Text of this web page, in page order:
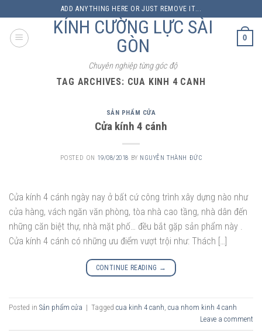
to
content
ADD ANYTHING HERE OR JUST REMOVE IT...
KÍNH CƯỜNG LỰC SÀI
GÒN
Chuyên nghiệp từng góc độ
0
TAG ARCHIVES: CUA KINH 4 CANH
SẢN PHẨM CỬA
Cửa kính 4 cánh
POSTED ON 19/08/2018 BY NGUYỄN THÀNH ĐỨC
Cửa kính 4 cánh ngày nay ở bất cứ công trình xây dựng nào như
cửa hàng, vách ngăn văn phòng, tòa nhà cao tầng, nhà dân đến
những căn biệt thự, nhà mặt phố… đều bắt gặp sản phẩm này .
Cửa kính 4 cánh có những ưu điểm vượt trội như: Thách […]
CONTINUE READING →
Posted in Sản phẩm cửa | Tagged cua kinh 4 canh cua nhom kinh 4 canh
Leave a comment